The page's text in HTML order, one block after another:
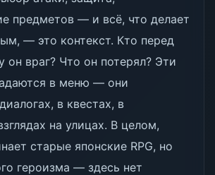
предметов — и всё, что делает
— это контекст. Кто перед
он враг? Что он потерял? Эти
в меню — они
в квестах, в
на улицах. В целом,
старые японские RPG, но
героизма — здесь нет